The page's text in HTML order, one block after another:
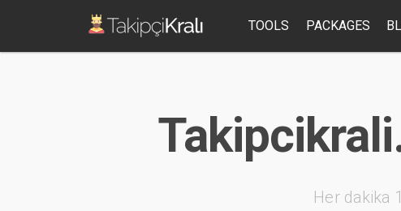
TOOLS PACKAGES
Her dakika